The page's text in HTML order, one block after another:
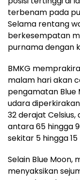
terbenam pada
Selama rentang
berkesempatan
purnama dengan
BMKG
malam hari akan
pengamatan Blue
udara
32 derajat
antara 65 hingga
sekitar 5 hingga
Selain Blue Moon,
menyaksikan